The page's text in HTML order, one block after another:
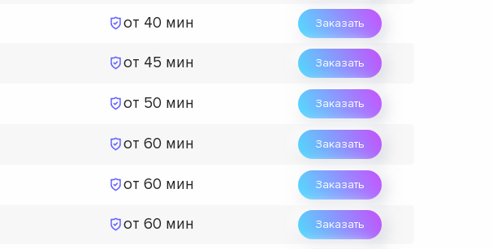
от 40 мин Заказать
от 45 мин Заказать
от 50 мин Заказать
от 60 мин Заказать
от 60 мин Заказать
от 60 мин Заказать